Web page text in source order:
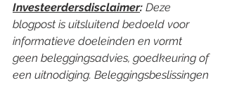
Investeerdersdisclaimer: Deze
blogpost is uitsluitend bedoeld voor
informatieve doeleinden en vormt
geen beleggingsadvies, goedkeuring of
een uitnodiging. Beleggingsbeslissingen